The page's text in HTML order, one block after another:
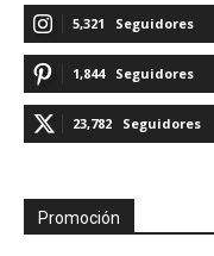
5,321 Seguidores
1,844 Seguidores
23,782 Seguidores
Promoción